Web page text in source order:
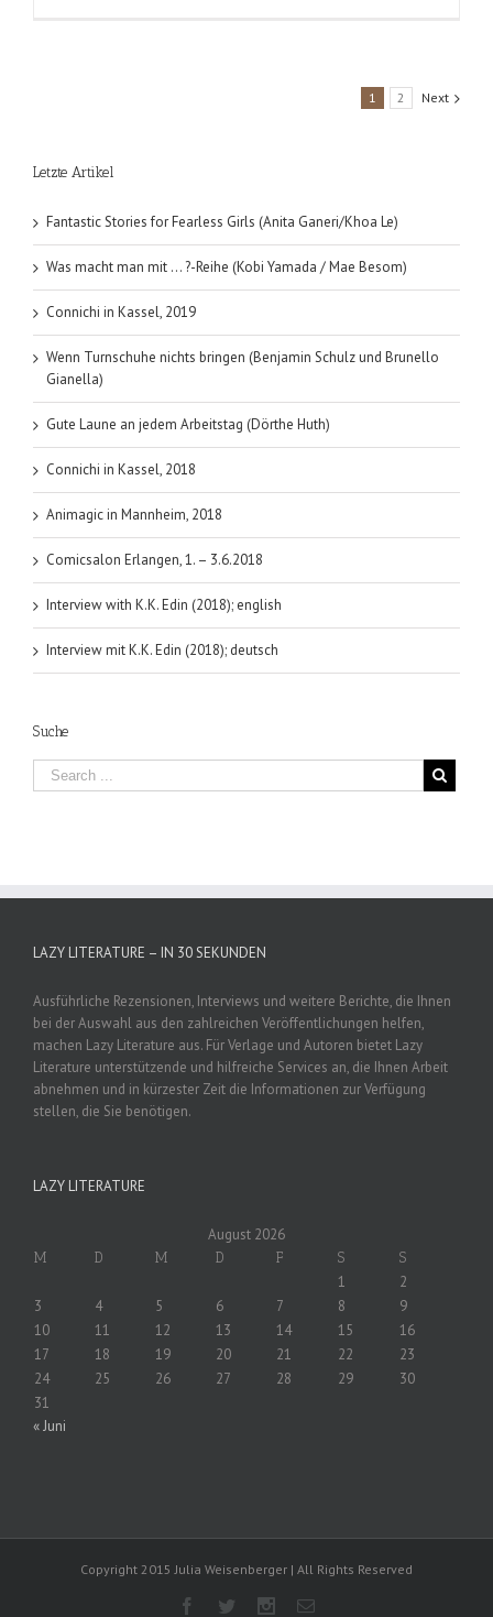
1 2 Next
Letzte Artikel
Fantastic Stories for Fearless Girls (Anita Ganeri/Khoa Le)
Was macht man mit … ?-Reihe (Kobi Yamada / Mae Besom)
Connichi in Kassel, 2019
Wenn Turnschuhe nichts bringen (Benjamin Schulz und Brunello
Gianella)
Gute Laune an jedem Arbeitstag (Dörthe Huth)
Connichi in Kassel, 2018
Animagic in Mannheim, 2018
Comicsalon Erlangen, 1. – 3.6.2018
Interview with K.K. Edin (2018); english
Interview mit K.K. Edin (2018); deutsch
Suche
LAZY LITERATURE – IN 30 SEKUNDEN
Ausführliche Rezensionen, Interviews und weitere Berichte, die Ihnen
bei der Auswahl aus den zahlreichen Veröffentlichungen helfen,
machen Lazy Literature aus. Für Verlage und Autoren bietet Lazy
Literature unterstützende und hilfreiche Services an, die Ihnen Arbeit
abnehmen und in kürzester Zeit die Informationen zur Verfügung
stellen, die Sie benötigen.
LAZY LITERATURE
August 2026
M D M D F S S
1
2
3
4 5 6 7 8
9
10
11 12 13 14 15
16
17
18 19 20 21 22
23
24
25 26 27 28 29
30
31
« Juni
Copyright 2015 Julia Weisenberger | All Rights Reserved